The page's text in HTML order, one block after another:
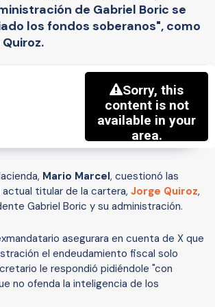
de Gabriel Boric se
los fondos soberanos", como
Mario Marcel, cuestionó las
titular de la cartera, Jorge Quiroz,
Gabriel Boric y su administración.
asegurara en cuenta de X que
el endeudamiento fiscal solo
le respondió pidiéndole "con
no ofenda la inteligencia de los